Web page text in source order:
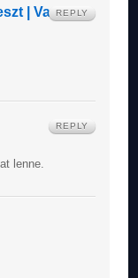
| VargaREPLY
lenne.
REPLY